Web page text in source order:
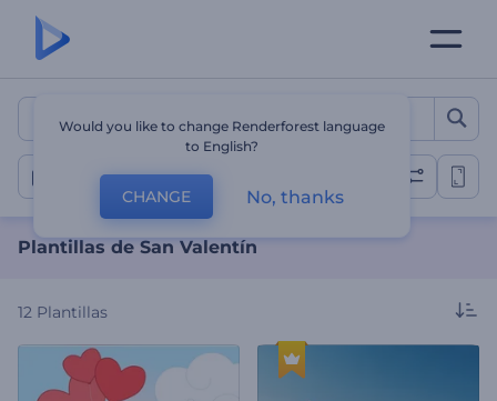
Plantillas de San Valentín
Día de San Valentín
Plantillas de San Valentín
12 Plantillas
Would you like to change Renderforest language
to English?
CHANGE No, thanks